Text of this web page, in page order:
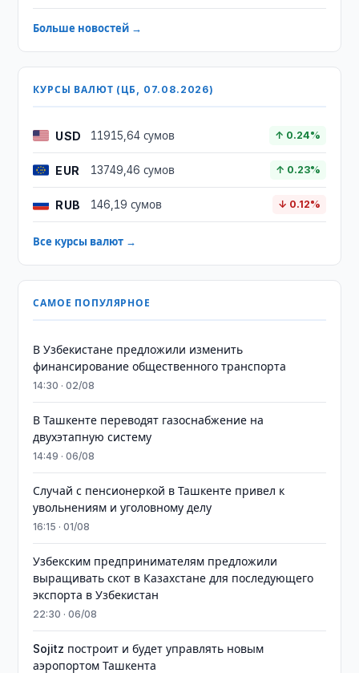
Больше новостей →
КУРСЫ ВАЛЮТ (ЦБ, 07.08.2026)
USD 11915,64 сумов ↑ 0.24%
EUR 13749,46 сумов ↑ 0.23%
RUB 146,19 сумов ↓ 0.12%
Все курсы валют →
САМОЕ ПОПУЛЯРНОЕ
В Узбекистане предложили изменить
финансирование общественного транспорта
14:30 · 02/08
В Ташкенте переводят газоснабжение на
двухэтапную систему
14:49 · 06/08
Случай с пенсионеркой в Ташкенте привел к
увольнениям и уголовному делу
16:15 · 01/08
Узбекским предпринимателям предложили
выращивать скот в Казахстане для последующего
экспорта в Узбекистан
22:30 · 06/08
Sojitz построит и будет управлять новым
аэропортом Ташкента